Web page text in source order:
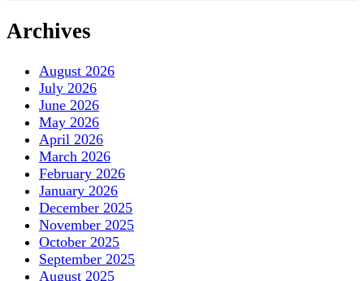
Archives
August 2026
July 2026
June 2026
May 2026
April 2026
March 2026
February 2026
January 2026
December 2025
November 2025
October 2025
September 2025
August 2025